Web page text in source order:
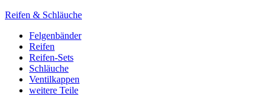
Reifen & Schläuche
Felgenbänder
Reifen
Reifen-Sets
Schläuche
Ventilkappen
weitere Teile